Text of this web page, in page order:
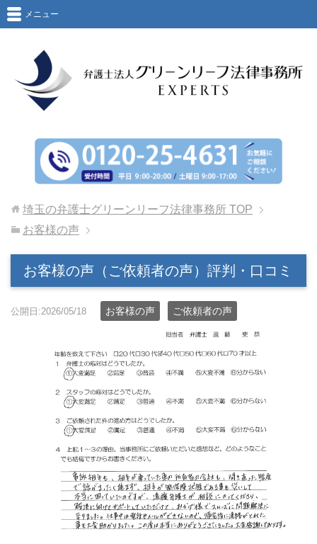
メニュー
埼玉の弁護士グリーンリーフ法律事務所 TOP
お客様の声
お客様の声（ご依頼者の声）評判・口コミ
公開日:2026/05/18 お客様の声 ご依頼者の声